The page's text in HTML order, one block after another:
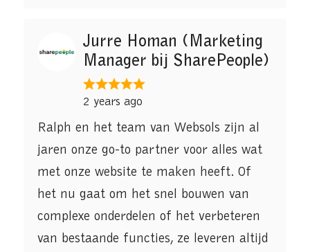
Jurre Homan (Marketing
Manager bij SharePeople)
2 years ago
Ralph en het team van Websols zijn al
jaren onze go-to partner voor alles wat
met onze website te maken heeft. Of
het nu gaat om het snel bouwen van
complexe onderdelen of het verbeteren
van bestaande functies, ze leveren altijd